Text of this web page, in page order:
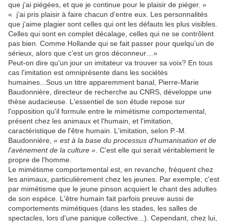
que j’ai piégées, et que je continue pour le plaisir de piéger. »
« j’ai pris plaisir à faire chacun d’entre eux. Les personnalités
que j’aime plagier sont celles qui ont les défauts les plus visibles.
Celles qui sont en complet décalage, celles qui ne se contrôlent
pas bien. Comme Hollande qui se fait passer pour quelqu’un de
sérieux, alors que c’est un gros déconneur…»
Peut-on dire qu'un jour un imitateur va trouver sa voix? En tous
cas l'imitation est omniprésente dans les sociétés
humaines...Sous un titre apparemment banal, Pierre-Marie
Baudonnière, directeur de recherche au CNRS, développe une
thèse audacieuse. L'essentiel de son étude repose sur
l'opposition qu'il formule entre le mimétisme comportemental,
présent chez les animaux et l'humain, et l'imitation,
caractéristique de l'être humain. L'imitation, selon P.-M.
Baudonnière, « est à la base du processus d'humanisation et de
l'avènement de la culture » . C'est elle qui serait véritablement le
propre de l'homme.
Le mimétisme comportemental est, en revanche, fréquent chez
les animaux, particulièrement chez les jeunes. Par exemple, c'est
par mimétisme que le jeune pinson acquiert le chant des adultes
de son espèce. L'être humain fait parfois preuve aussi de
comportements mimétiques (dans les stades, les salles de
spectacles, lors d'une panique collective...). Cependant, chez lui,